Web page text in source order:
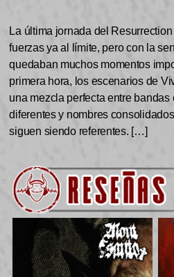
La última jornada del
fuerzas ya al límite, pero con la
quedaban muchos momentos
primera hora, los escenarios de
una mezcla perfecta entre
diferentes y nombres
siguen siendo referentes. […]